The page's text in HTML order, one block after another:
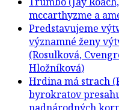
mccarthyzme a
Predstavujeme
významné ženy
(Rosulková,
Hložníková)
Hrdina má strach
byrokratov